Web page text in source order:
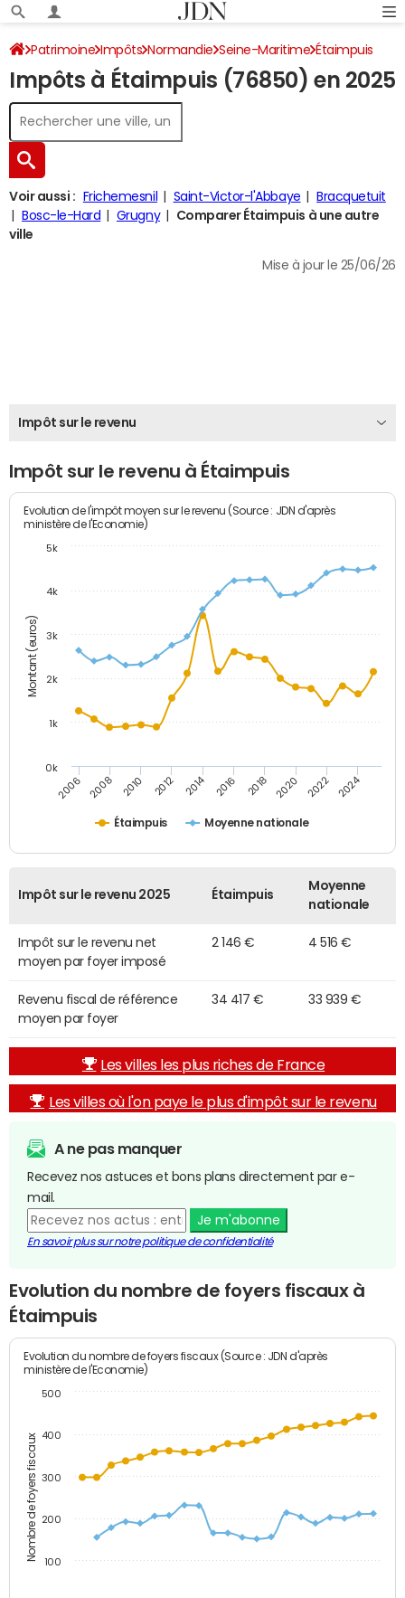
Patrimoine Impôts Normandie Seine-Maritime Étaimpuis
Impôt sur le revenu
Impôts à Étaimpuis (76850) en 2025
Voir aussi : Frichemesnil Saint-Victor-l'Abbaye
Bracquetuit
Bosc-le-Hard
Grugny
Comparer Étaimpuis à une autre
ville
Mise à jour le 25/06/26
Impôt sur le revenu
Impôt sur le revenu à Étaimpuis
Montant (euros)
Evolution de l'impôt moyen sur le revenu (Source : JDN d'après
ministère de l'Economie)
Étaimpuis Moyenne nationale
2006 2008 2010 2012 2014 2016 2018 2020 2022 2024
0k
1k
2k
3k
4k
5k
Impôt sur le revenu 2025 Étaimpuis
Moyenne
nationale
Impôt sur le revenu net
moyen par foyer imposé
2 146 € 4 516 €
Revenu fiscal de référence
moyen par foyer
34 417 € 33 939 €
Les villes les plus riches de France
Les villes où l'on paye le plus d'impôt sur le revenu
A ne pas manquer
Recevez nos astuces et bons plans directement par e-
mail.
Je m'abonne
En savoir plus sur notre politique de confidentialité
Evolution du nombre de foyers fiscaux à
Étaimpuis
Nombre de foyers fiscaux
Evolution du nombre de foyers fiscaux (Source : JDN d'après
ministère de l'Economie)
100
200
300
400
500